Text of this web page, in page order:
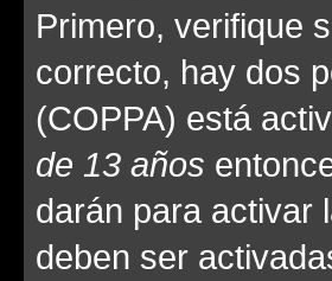
Primero, verifique
correcto, hay dos
(COPPA) está
de 13 años
darán para activar
deben ser